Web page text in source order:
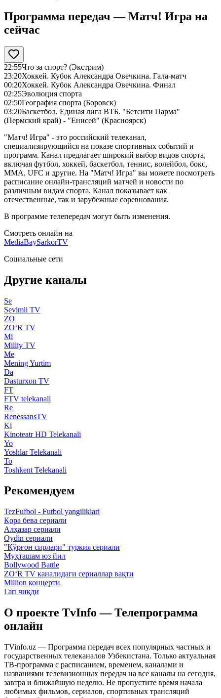
Программа передач —Матч! Игра на
сейчас
22:55Что за спорт? (Экстрим)
23:20Хоккей. Кубок Александра Овечкина. Гала-матч
00:20Хоккей. Кубок Александра Овечкина. Финал
02:25Эволюция спорта
02:50География спорта (Боровск)
03:20Баскетбол. Единая лига ВТБ. "Бетсити Парма"
(Пермский край) - "Енисей" (Красноярск)
"Матч! Игра" - это российский телеканал,
специализирующийся на показе спортивных событий и
программ. Канал предлагает широкий выбор видов спорта,
включая футбол, хоккей, баскетбол, теннис, волейбол, бокс,
ММА, UFC и другие. На "Матч! Игра" вы можете посмотреть
расписание онлайн-трансляций матчей и новости по
различным видам спорта. Канал показывает как
отечественные, так и зарубежные соревнования.
В программе телепередач могут быть изменения.
Смотреть онлайн на
MediaBaySarkorTV
Социальные сети
Другие каналы
Se
Sevimli TV
ZO
ZO‘R TV
Mi
Milliy TV
Me
Mening Yurtim
Da
Dasturxon TV
FT
FTV telekanali
Re
RenessansTV
Ki
Kinoteatr HD Telekanali
Yo
Yoshlar Telekanali
To
Toshkent Telekanali
Рекомендуем
TezFufbol - Futbol yangiliklari
Қора бева сериали
Алҳазар сериали
Oydin сериали
"Қўрғон сирлари" туркия сериали
Муҳташам юз йил
Bollywood Battle
ZO‘R TV каналидаги сериаллар вақти
Million концерти
Гап чиқди
О проекте TvInfo — Телепрограмма
онлайн
TVinfo.uz — Программа передач всех популярных частных и
государственных телеканалов Узбекистана. Только актуальная
ТВ-программа с расписанием, временем, каналами и
названиями телевизионных передач на все каналы на сегодня,
завтра и ближайшую неделю. Не пропустите время начала
любимых фильмов, сериалов, спортивных трансляций